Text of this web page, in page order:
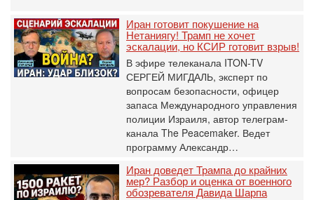
Иран готовит покушение на
Нетаниягу! Трамп не хочет
эскалации, но КСИР готовит взрыв!
В эфире телеканала ITON-TV
СЕРГЕЙ МИГДАЛЬ, эксперт по
вопросам безопасности, офицер
запаса Международного управления
полиции Израиля, автор телеграм-
канала The Peacemaker. Ведет
программу Александр…
Иран доведет Трампа до крайних
мер? Разбор и оценка от военного
обозревателя Давида Шарпа